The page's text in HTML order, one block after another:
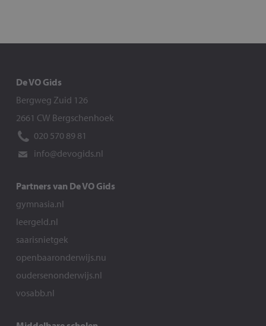
De VO Gids
Bergweg Zuid 126
2661 CW Bergschenhoek
020 570 89 81
info@devogids.nl
Partners van De VO Gids
gymnasia.nl
leergeld.nl
saarisnietgek
openbaaronderwijs.nu
oudersenonderwijs.nl
vosabb.nl